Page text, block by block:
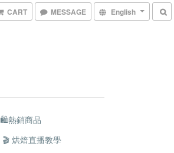
CART MESSAGE English
🛍熱銷商品
🎬 烘焙直播教學